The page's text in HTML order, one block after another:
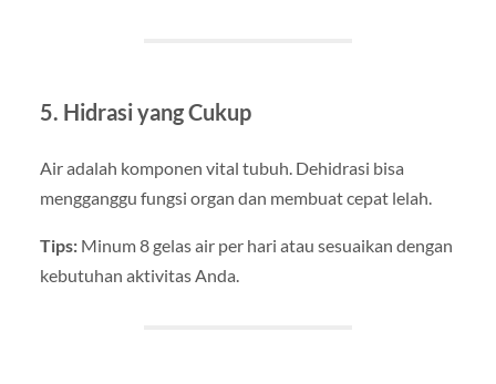
5. Hidrasi yang Cukup
Air adalah komponen vital tubuh. Dehidrasi bisa
mengganggu fungsi organ dan membuat cepat lelah.
Tips:Minum 8 gelas air per hari atau sesuaikan dengan
kebutuhan aktivitas Anda.